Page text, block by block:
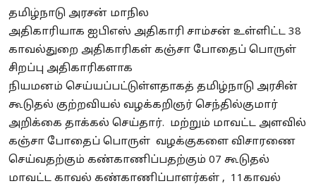
தமிழ்நாடு அரசன் மாநில
அதிகாரியாக ஐபிஎஸ் அதிகாரி சாம்சன் உள்ளிட்ட 38
காவல்துறை அதிகாரிகள் கஞ்சா போதைப் பொருள்
சிறப்பு அதிகாரிகளாக
நியமனம் செய்யப்பட்டுள்ளதாகத் தமிழ்நாடு அரசின்
கூடுதல் குற்றவியல் வழக்கறிஞர் செந்தில்குமார்
அறிக்கை தாக்கல் செய்தார். மற்றும் மாவட்ட அளவில்
கஞ்சா போதைப் பொருள் வழக்குகளை விசாரணை
செய்வதற்கும் கண்காணிப்பதற்கும் 07 கூடுதல்
மாவட்ட காவல் கண்காணிப்பாளர்கள் , 11காவல்